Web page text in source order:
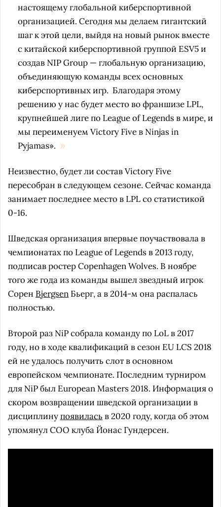
настоящему глобальной киберспортивной
организацией. Сегодня мы делаем гигантский
шаг к этой цели, выйдя на новый рынок вместе
с китайской киберспортивной группой ESV5 и
создав NIP Group — глобальную организацию,
объединяющую команды всех основных
киберспортивных игр. Благодаря этому
решению у нас будет место во франшизе LPL,
крупнейшей лиге по League of Legends в мире, и
мы переименуем Victory Five в Ninjas in
Pyjamas».
Неизвестно, будет ли состав Victory Five
пересобран в следующем сезоне. Сейчас команда
занимает последнее место в LPL со статистикой
0-16.
Шведская организация впервые поучаствовала в
чемпионатах по League of Legends в 2013 году,
подписав ростер Copenhagen Wolves. В ноябре
того же года из команды вышел звездный игрок
Сорен Bjergsen Бьерг, а в 2014-м она распалась
полностью.
Второй раз NiP собрала команду по LoL в 2017
году, но в ходе квалификаций в сезон EU LCS 2018
ей не удалось получить слот в основном
европейском чемпионате. Последним турниром
для NiP был European Masters 2018. Информация о
скором возвращении шведской организации в
дисциплинупоявилась в 2020 году, когда об этом
упомянул COO клуба Йонас Гундерсен.